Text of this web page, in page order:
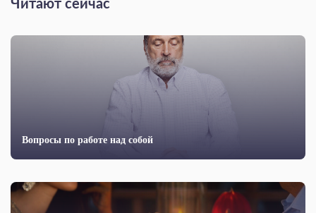
Читают сейчас
Вопросы по работе над собой